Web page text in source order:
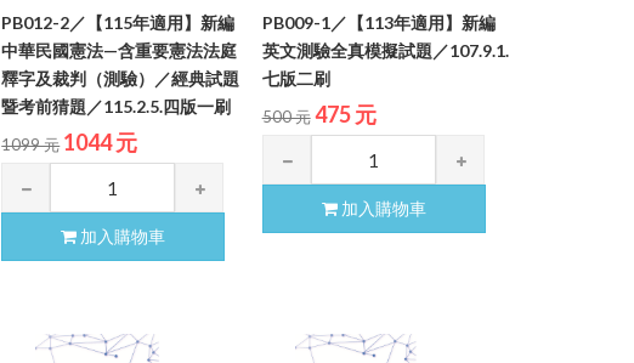
PB012-2／【115年適用】新編
中華民國憲法—含重要憲法法庭
釋字及裁判（測驗）／經典試題
暨考前猜題／115.2.5.四版一刷
1099 元 1044 元
加入購物車
PB009-1／【113年適用】新編
英文測驗全真模擬試題／107.9.1.
七版二刷
500 元 475 元
加入購物車